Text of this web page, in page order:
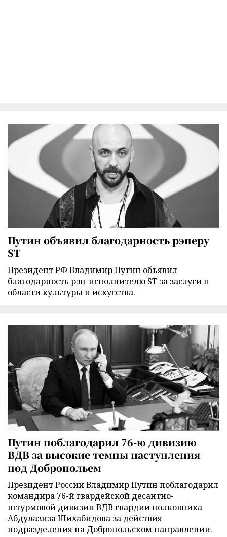
Путин объявил благодарность рэперу
ST
Президент РФ Владимир Путин объявил
благодарность рэп-исполнителю ST за заслуги в
области культуры и искусства.
Путин поблагодарил 76-ю дивизию
ВДВ за высокие темпы наступления
под Добропольем
Президент России Владимир Путин поблагодарил
командира 76-й гвардейской десантно-
штурмовой дивизии ВДВ гвардии полковника
Абдулазиза Шихабидова за действия
подразделения на Добропольском направлении.